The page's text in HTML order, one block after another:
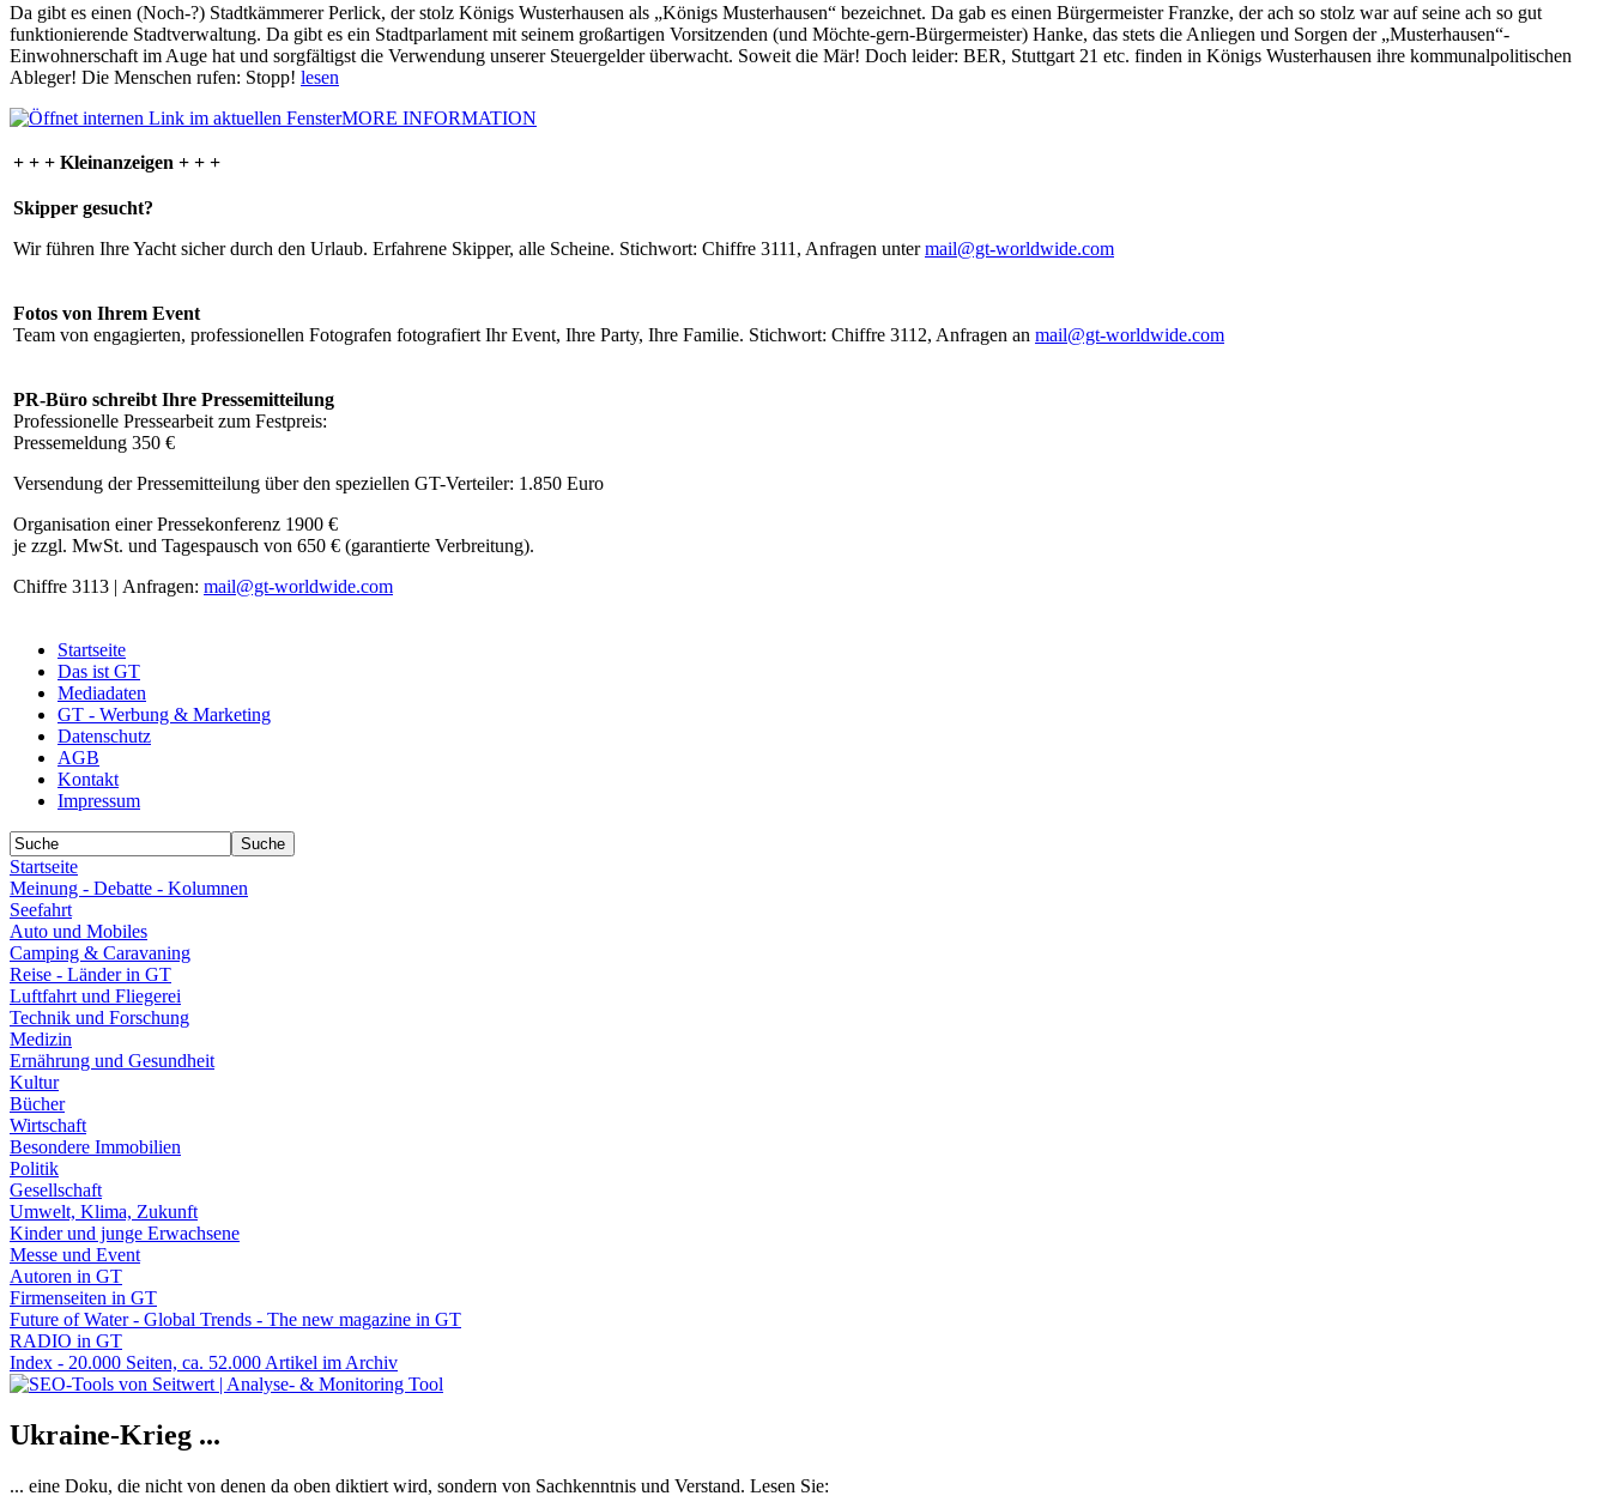
Da gibt es einen (Noch-?) Stadtkämmerer Perlick, der stolz Königs Wusterhausen als „Königs Musterhausen“ bezeichnet. Da gab es einen Bürgermeister Franzke, der ach so stolz war auf seine ach so gut
funktionierende Stadtverwaltung. Da gibt es ein Stadtparlament mit seinem großartigen Vorsitzenden (und Möchte-gern-Bürgermeister) Hanke, das stets die Anliegen und Sorgen der „Musterhausen“-
Einwohnerschaft im Auge hat und sorgfältigst die Verwendung unserer Steuergelder überwacht. Soweit die Mär! Doch leider: BER, Stuttgart 21 etc. finden in Königs Wusterhausen ihre kommunalpolitischen
Ableger! Die Menschen rufen: Stopp! lesen
MORE INFORMATION
+ + + Kleinanzeigen + + +
Skipper gesucht?
Wir führen Ihre Yacht sicher durch den Urlaub. Erfahrene Skipper, alle Scheine. Stichwort: Chiffre 3111, Anfragen untermail@gt-worldwide.com
Fotos von Ihrem Event
Team von engagierten, professionellen Fotografen fotografiert Ihr Event, Ihre Party, Ihre Familie. Stichwort: Chiffre 3112, Anfragen an mail@gt-worldwide.com
PR-Büro schreibt Ihre Pressemitteilung
Professionelle Pressearbeit zum Festpreis:
Pressemeldung 350 €
Versendung der Pressemitteilung über den speziellen GT-Verteiler: 1.850 Euro
Organisation einer Pressekonferenz 1900 €
je zzgl. MwSt. und Tagespausch von 650 € (garantierte Verbreitung).
Chiffre 3113 | Anfragen: mail@gt-worldwide.com
Startseite
Das ist GT
Mediadaten
GT - Werbung & Marketing
Datenschutz
AGB
Kontakt
Impressum
Startseite
Meinung - Debatte - Kolumnen
Seefahrt
Auto und Mobiles
Camping & Caravaning
Reise - Länder in GT
Luftfahrt und Fliegerei
Technik und Forschung
Medizin
Ernährung und Gesundheit
Kultur
Bücher
Wirtschaft
Besondere Immobilien
Politik
Gesellschaft
Umwelt, Klima, Zukunft
Kinder und junge Erwachsene
Messe und Event
Autoren in GT
Firmenseiten in GT
Future of Water - Global Trends - The new magazine in GT
RADIO in GT
Index - 20.000 Seiten, ca. 52.000 Artikel im Archiv
Ukraine-Krieg ...
... eine Doku, die nicht von denen da oben diktiert wird, sondern von Sachkenntnis und Verstand. Lesen Sie: